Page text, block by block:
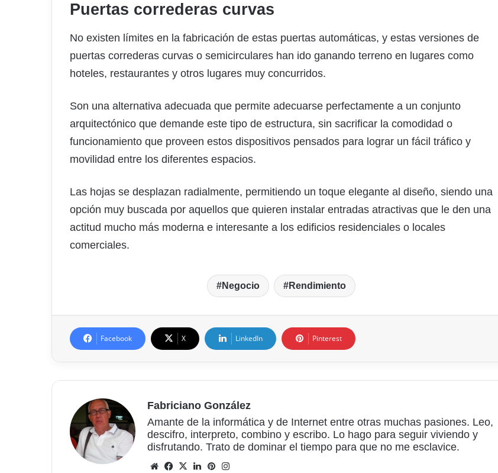
Puertas correderas curvas
No existen límites en la fabricación de estas puertas automáticas, y estas versiones de
puertas correderas curvas o semicirculares han ido ganando terreno en lugares como
hoteles, restaurantes y otros lugares muy concurridos.
Son una alternativa adecuada que permite adecuarse perfectamente a un conjunto
arquitectónico que demande este tipo de estructura, sin sacrificar la comodidad o
funcionamiento que proveen estos dispositivos pensados para lograr un fácil tráfico y
movilidad entre los diferentes espacios.
Las hojas se desplazan radialmente, permitiendo un toque elegante al diseño, siendo una
opción muy buscada por aquellos que quieren instalar entradas atractivas que le den una
actitud mucho más moderna e interesante a los edificios residenciales o locales
comerciales.
Negocio Rendimiento
Facebook X LinkedIn Pinterest
Fabriciano González
Amante de la informática y de Internet entre otras muchas pasiones. Leo,
descifro, interpreto, combino y escribo. Lo hago para seguir viviendo y
disfrutando. Trato de dominar el tiempo para que no me esclavice.
Sitio
Facebook
X LinkedInPinterest